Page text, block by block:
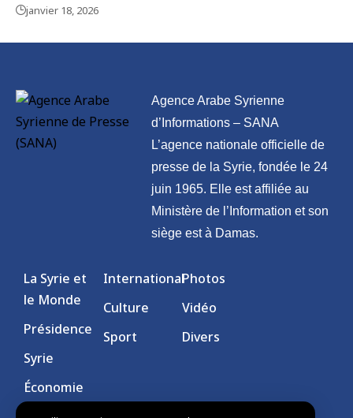
janvier 18, 2026
Agence Arabe Syrienne
d’Informations – SANA
L’agence nationale officielle de
presse de la Syrie, fondée le 24
juin 1965. Elle est affiliée au
Ministère de l’Information et son
siège est à Damas.
La Syrie et
le Monde
Présidence
Syrie
Économie
International
Culture
Sport
Photos
Vidéo
Divers